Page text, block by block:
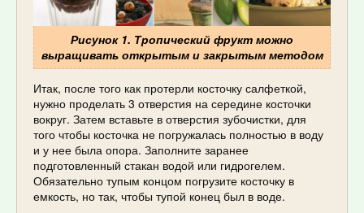
Рисунок 1. Тропический фрукт можно
выращивать открытым и закрытым методом
Итак, после того как протерли косточку салфеткой,
нужно проделать 3 отверстия на середине косточки
вокруг. Затем вставьте в отверстия зубочистки, для
того чтобы косточка не погружалась полностью в воду
и у нее была опора. Заполните заранее
подготовленный стакан водой или гидрогелем.
Обязательно тупым концом погрузите косточку в
емкость, но так, чтобы тупой конец был в воде.